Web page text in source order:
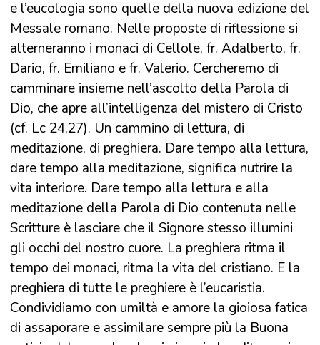
e l’eucologia sono quelle della nuova edizione del
Messale romano. Nelle proposte di riflessione si
alterneranno i monaci di Cellole, fr. Adalberto, fr.
Dario, fr. Emiliano e fr. Valerio. Cercheremo di
camminare insieme nell’ascolto della Parola di
Dio, che apre all’intelligenza del mistero di Cristo
(cf. Lc 24,27). Un cammino di lettura, di
meditazione, di preghiera. Dare tempo alla lettura,
dare tempo alla meditazione, significa nutrire la
vita interiore. Dare tempo alla lettura e alla
meditazione della Parola di Dio contenuta nelle
Scritture è lasciare che il Signore stesso illumini
gli occhi del nostro cuore. La preghiera ritma il
tempo dei monaci, ritma la vita del cristiano. E la
preghiera di tutte le preghiere è l’eucaristia.
Condividiamo con umiltà e amore la gioiosa fatica
di assaporare e assimilare sempre più la Buona